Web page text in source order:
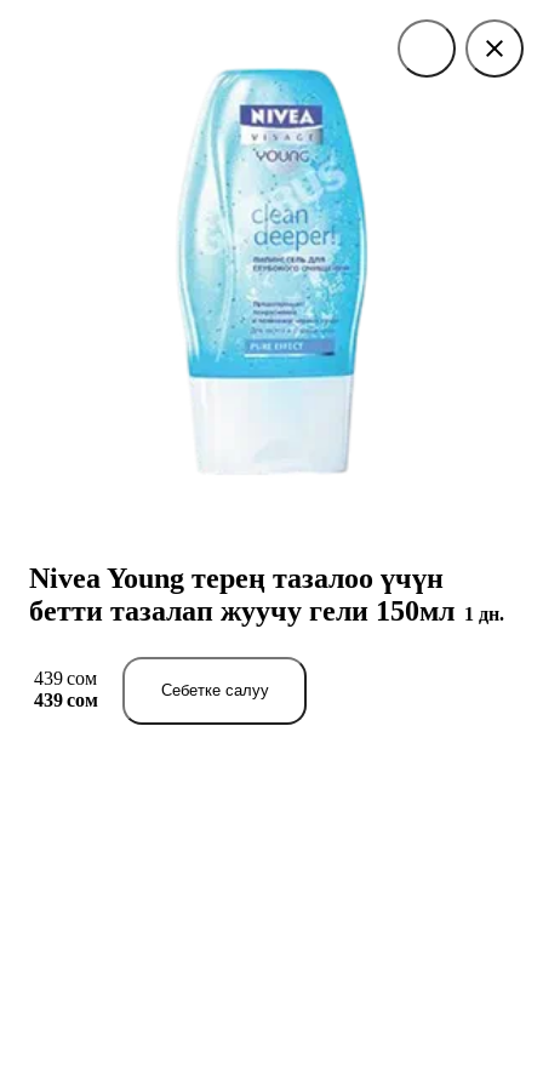
Nivea Young терең тазалоо үчүн
бетти тазалап жуучу гели 150мл 1 дн.
439 сом
439 сом
Себетке салуу